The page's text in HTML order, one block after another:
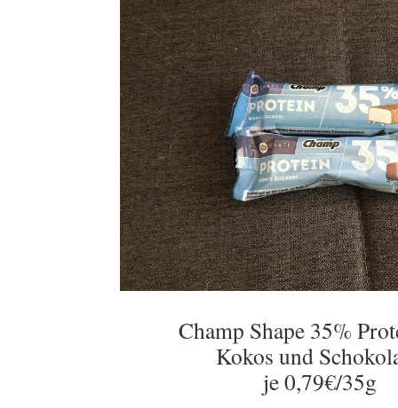
Champ Shape 35%
Kokos und
je 0,79€/35g